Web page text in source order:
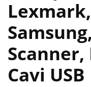
Cavi USB